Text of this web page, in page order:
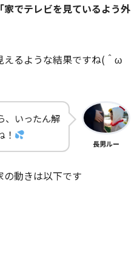
「家でテレビを見ているよう外
えるような結果ですね(＾ω
、いったん解
長男ルー
の動きは以下です